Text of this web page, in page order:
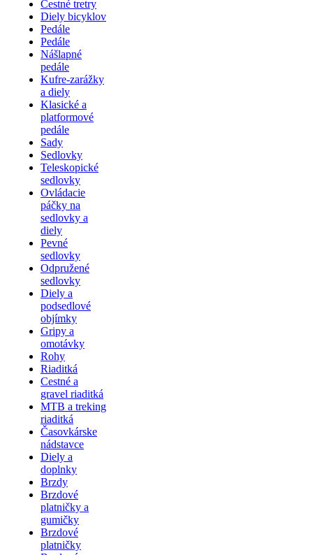
Cestné tretry
Diely bicyklov
Pedále
Pedále
Nášlapné
pedále
Kufre-zarážky
a diely
Klasické a
platformové
pedále
Sady
Sedlovky
Teleskopické
sedlovky
Ovládacie
páčky na
sedlovky a
diely
Pevné
sedlovky
Odpružené
sedlovky
Diely a
podsedlové
objímky
Gripy a
omotávky
Rohy
Riaditká
Cestné a
gravel riaditká
MTB a treking
riaditká
Časovkárske
nádstavce
Diely a
doplnky
Brzdy
Brzdové
platničky a
gumičky
Brzdové
platničky